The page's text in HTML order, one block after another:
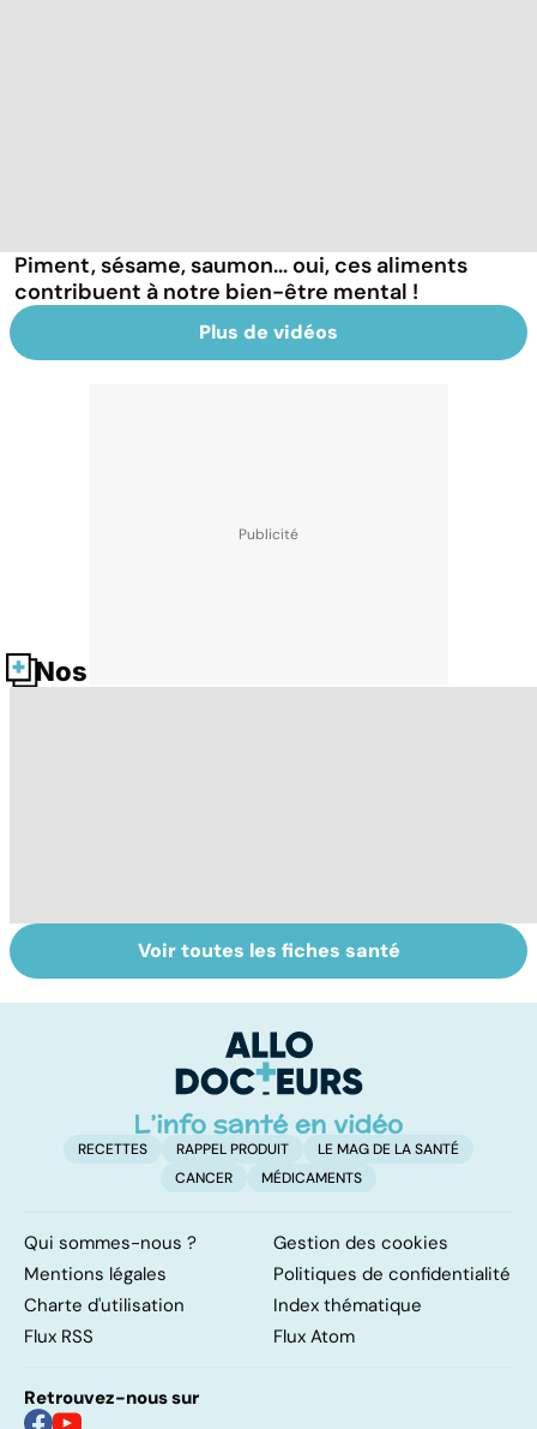
Piment, sésame, saumon... oui, ces aliments
contribuent à notre bien-être mental !
Plus de vidéos
Nos fiches santé
La tuberculose
pulmonaire
Tout savoir sur le
cerveau
Voir toutes les fiches santé
RECETTES RAPPEL PRODUIT
LE MAG DE LA SANTÉ
CANCER
MÉDICAMENTS
Qui sommes-nous ?
Gestion des cookies
Mentions légales
Politiques de confidentialité
Charte d'utilisation
Index thématique
Flux RSS
Flux Atom
Retrouvez-nous sur